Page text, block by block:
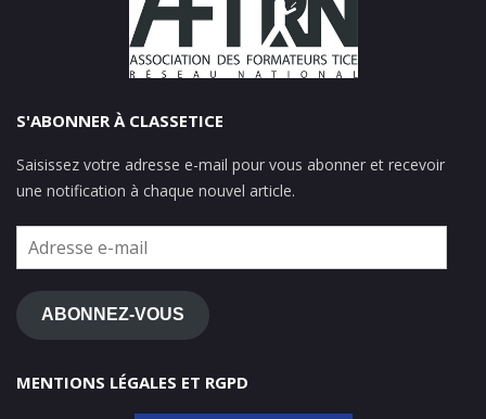
S'ABONNER À CLASSETICE
Saisissez votre adresse e-mail pour vous abonner et recevoir
une notification à chaque nouvel article.
Adresse
mail
ABONNEZ-VOUS
MENTIONS LÉGALES ET RGPD